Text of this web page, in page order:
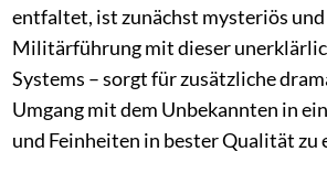
entfaltet, ist zunächst mysteriös
Militärführung mit dieser
Systems – sorgt für zusätzliche
Umgang mit dem Unbekannten in
und Feinheiten in bester Qualität zu